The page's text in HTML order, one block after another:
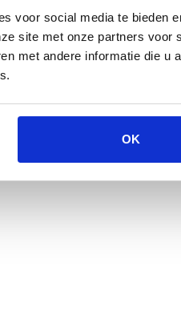
voor social media te bieden
site met onze partners voor
met andere informatie die u
OK